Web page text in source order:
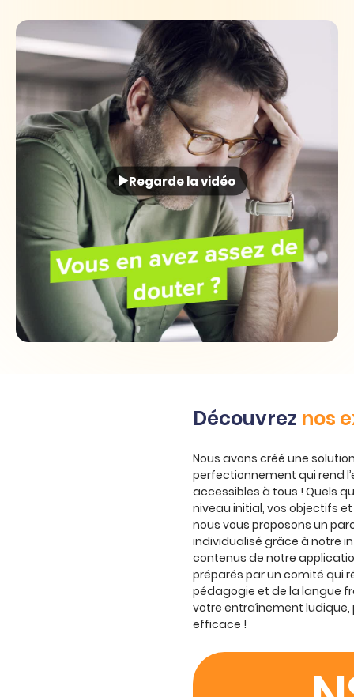
Regarde la vidéo
Découvrez nos
Nous avons créé une
perfectionnement qui rend
accessibles à tous ! Quels
niveau initial, vos objectifs
nous vous proposons un
individualisé grâce à notre
contenus de notre
préparés par un comité qui
pédagogie et de la langue
votre entraînement
efficace !